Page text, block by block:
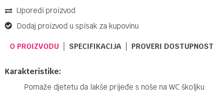
Uporedi proizvod
Dodaj proizvod u spisak za kupovinu
O PROIZVODU SPECIFIKACIJA PROVERI DOSTUPNOST
Karakteristike:
Pomaže djetetu da lakše prijeđe s noše na WC školjku